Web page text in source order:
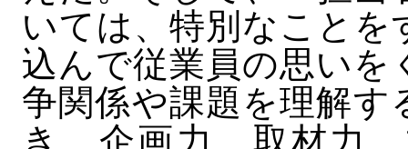
いては、特別なこと
込んで従業員の思いを
争関係や課題を理解す
き、企画力、取材力